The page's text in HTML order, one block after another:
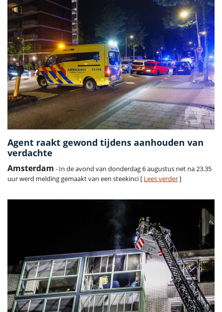
Agent raakt gewond tijdens aanhouden van
verdachte
Amsterdam - In de avond van donderdag 6 augustus net na 23.35
uur werd melding gemaakt van een steekinci [ Lees verder]